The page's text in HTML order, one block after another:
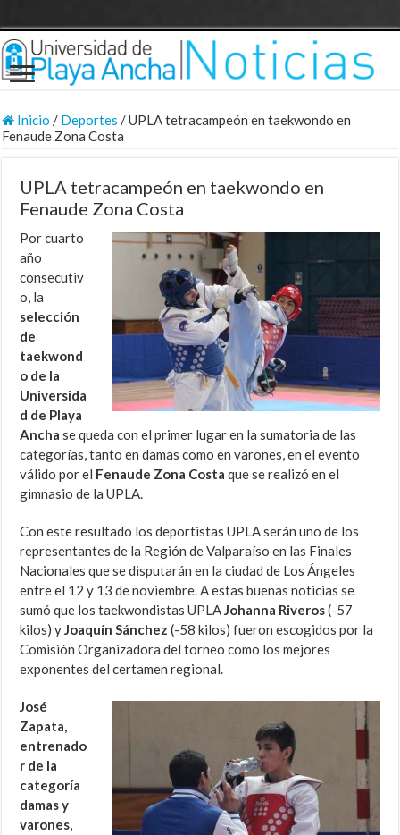
Inicio / Deportes /UPLA tetracampeón en taekwondo en
Fenaude Zona Costa
UPLA tetracampeón en taekwondo en
Fenaude Zona Costa
Por cuarto
año
consecutiv
o, la
selección
de
taekwond
o de la
Universida
d de Playa
Ancha se queda con el primer lugar en la sumatoria de las
categorías, tanto en damas como en varones, en el evento
válido por el Fenaude Zona Costa que se realizó en el
gimnasio de la UPLA.
Con este resultado los deportistas UPLA serán uno de los
representantes de la Región de Valparaíso en las Finales
Nacionales que se disputarán en la ciudad de Los Ángeles
entre el 12 y 13 de noviembre. A estas buenas noticias se
sumó que los taekwondistas UPLAJohanna Riveros(-57
kilos) yJoaquín Sánchez (-58 kilos) fueron escogidos por la
Comisión Organizadora del torneo como los mejores
exponentes del certamen regional.
José
Zapata,
entrenado
r de la
categoría
damas y
varones,